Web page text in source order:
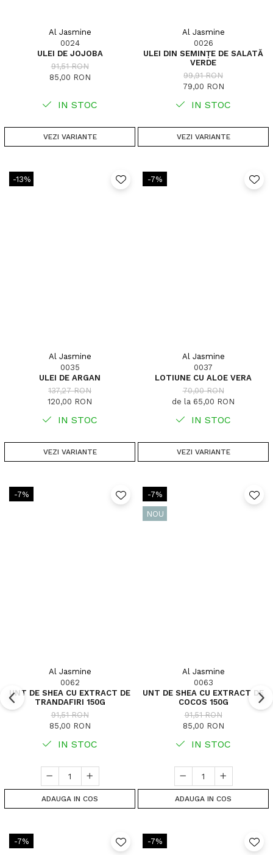
Al Jasmine
0024
ULEI DE JOJOBA
91,51 RON
85,00 RON
IN STOC
VEZI VARIANTE
Al Jasmine
0026
ULEI DIN SEMINȚE DE SALATĂ
VERDE
99,91 RON
79,00 RON
IN STOC
VEZI VARIANTE
-13%
Al Jasmine
0035
ULEI DE ARGAN
137,27 RON
120,00 RON
IN STOC
VEZI VARIANTE
-7%
Al Jasmine
0037
LOTIUNE CU ALOE VERA
70,00 RON
de la 65,00 RON
IN STOC
VEZI VARIANTE
-7%
Al Jasmine
0062
UNT DE SHEA CU EXTRACT DE
TRANDAFIRI 150G
91,51 RON
85,00 RON
IN STOC
ADAUGA IN COS
-7%
NOU
Al Jasmine
0063
UNT DE SHEA CU EXTRACT DE
COCOS 150G
91,51 RON
85,00 RON
IN STOC
ADAUGA IN COS
-7% -7%